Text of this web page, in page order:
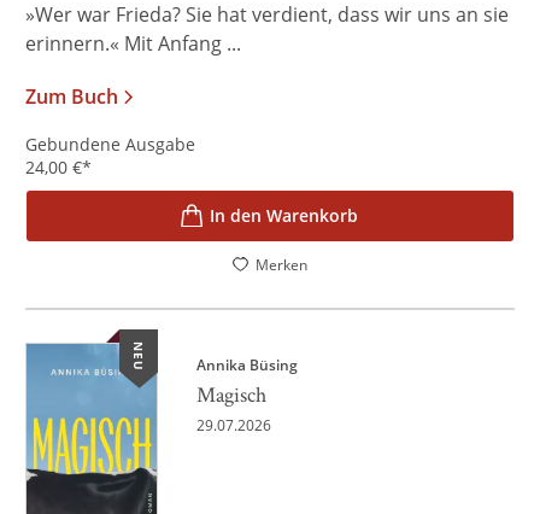
»Wer war Frieda? Sie hat verdient, dass wir uns an sie
erinnern.« Mit Anfang ...
Zum Buch
Gebundene Ausgabe
24,00 €*
In den Warenkorb
Merken
NEU Annika Büsing
Magisch
29.07.2026